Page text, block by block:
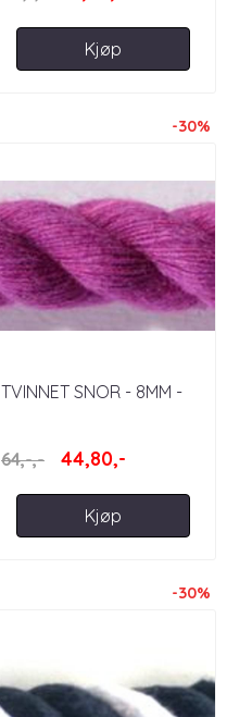
Kjøp
-30%
TVINNET SNOR - 8MM -
64,-,-
44,80,-
Kjøp
-30%